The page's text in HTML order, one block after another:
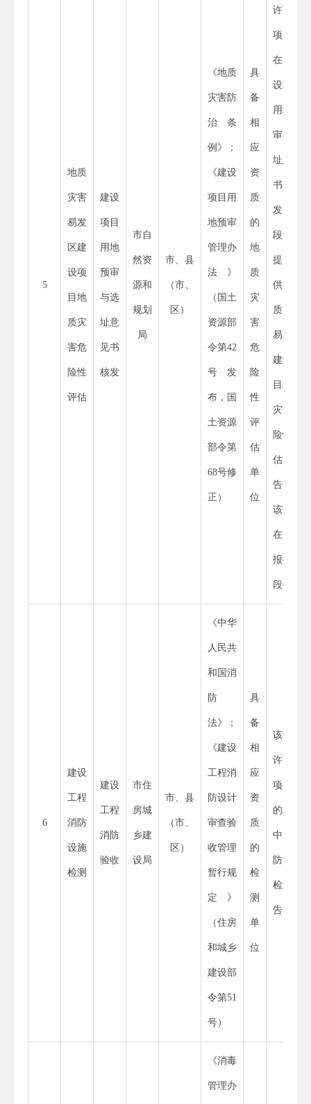
5
地质
灾害
易发
区建
设项
目地
质灾
害危
险性
评估
建设
项目
用地
预审
与选
址意
见书
核发
市自
然资
源和
规划
局
市、县
（市、
区）
《地质
灾害防
治条
例》；
《建设
项目用
地预审
管理办
法》
（国土
资源部
令第42
号发
布，国
土资源
部令第
68号修
正）
具
备
相
应
资
质
的
地
质
灾
害
危
险
性
评
估
单
位
许可事
项
在
设项目
用地预
审与选
址意见
书核
发”阶
段无需
提
供“地
质灾害
易发区
建设项
目地质
灾害危
险性评
估报
告”，
该报告
在用地
报批阶
段提供
6
建设
工程
消防
设施
检测
建设
工程
消防
验收
市住
房城
乡建
设局
市、县
（市、
区）
《中华
人民共
和国消
防
法》；
《建设
工程消
防设计
审查验
收管理
暂行规
定》
（住房
和城乡
建设部
令第51
号）
具
备
相
应
资
质
的
检
测
单
位
该行政
许可事
项提交
的材料
中无消
防设施
检测报
告
《消毒
管理办